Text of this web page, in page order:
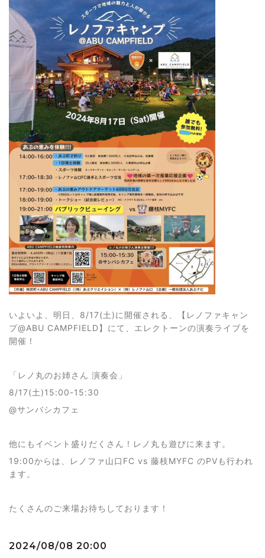
いよいよ、明日、8/17(土)に開催される、【レノファキャン
プ@ABU CAMPFIELD】にて、エレクトーンの演奏ライブを
開催！
「レノ丸のお姉さん 演奏会」
8/17(土)15:00-15:30
@サンバシカフェ
他にもイベント盛りだくさん！レノ丸も遊びに来ます。
19:00からは、レノファ山口FC vs 藤枝MYFC のPVも行われ
ます。
たくさんのご来場お待ちしております！
2024/08/08 20:00